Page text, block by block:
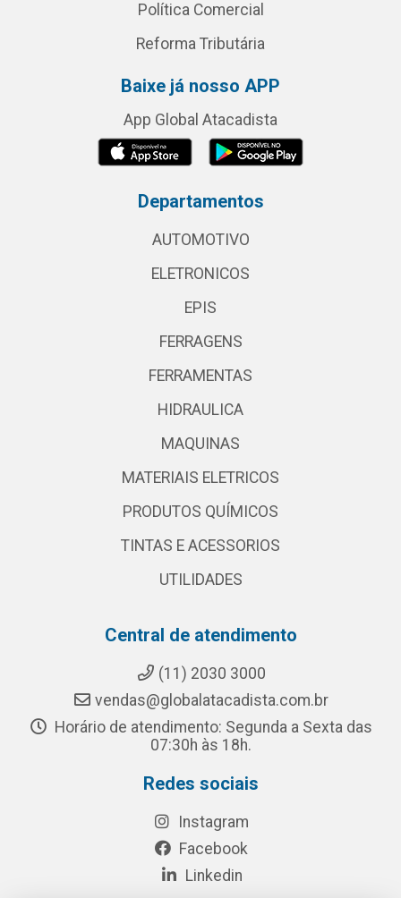
Política Comercial
Reforma Tributária
Baixe já nosso APP
App Global Atacadista
Departamentos
AUTOMOTIVO
ELETRONICOS
EPIS
FERRAGENS
FERRAMENTAS
HIDRAULICA
MAQUINAS
MATERIAIS ELETRICOS
PRODUTOS QUÍMICOS
TINTAS E ACESSORIOS
UTILIDADES
Central de atendimento
(11) 2030 3000
vendas@globalatacadista.com.br
Horário de atendimento: Segunda a Sexta das
07:30h às 18h.
Redes sociais
Instagram
Facebook
Linkedin